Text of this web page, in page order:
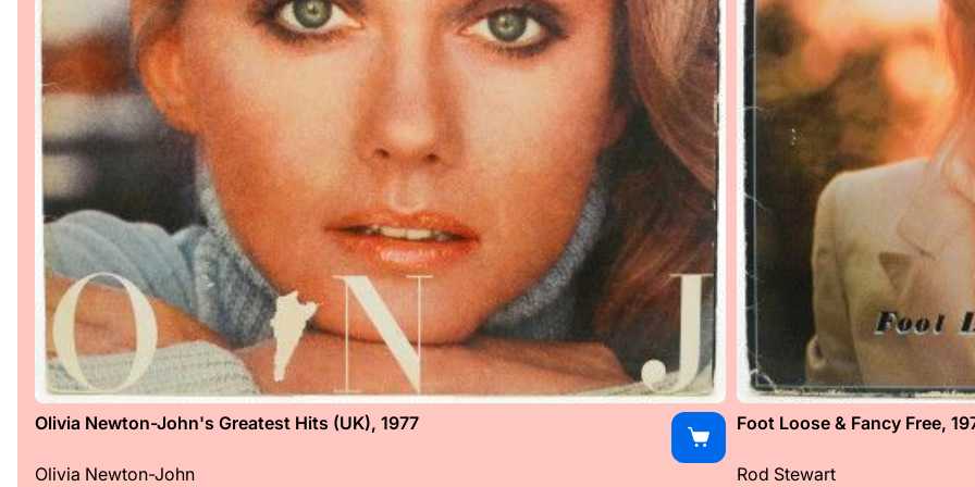
Olivia Newton-John's Greatest Hits (UK), 1977
Olivia Newton-John
Foot Loose & Fancy Free,
Rod Stewart